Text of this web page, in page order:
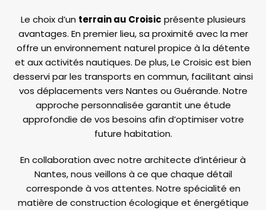
Le choix d’un terrain au Croisic présente plusieurs
avantages. En premier lieu, sa proximité avec la mer
offre un environnement naturel propice à la détente
et aux activités nautiques. De plus, Le Croisic est bien
desservi par les transports en commun, facilitant ainsi
vos déplacements vers Nantes ou Guérande. Notre
approche personnalisée garantit une étude
approfondie de vos besoins afin d’optimiser votre
future habitation.
En collaboration avec notre architecte d’intérieur à
Nantes, nous veillons à ce que chaque détail
corresponde à vos attentes. Notre spécialité en
matière de construction écologique et énergétique